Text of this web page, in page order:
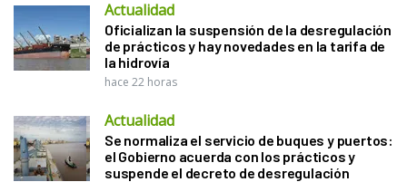
Actualidad
Oficializan la suspensión de la desregulación
de prácticos y hay novedades en la tarifa de
la hidrovía
hace 22 horas
Actualidad
Se normaliza el servicio de buques y puertos:
el Gobierno acuerda con los prácticos y
suspende el decreto de desregulación